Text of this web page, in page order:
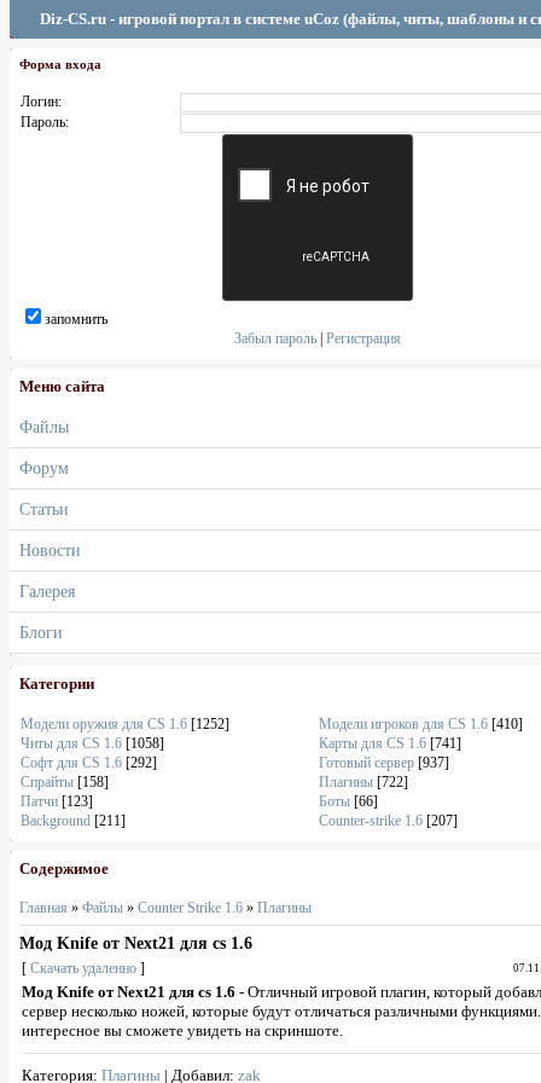
Diz-CS.ru - игровой портал в системе uCoz (файлы, читы, шаблоны и
Форма входа
Логин:
Пароль:
запомнить
Забыл пароль |Регистрация
Меню сайта
Файлы
Форум
Статьи
Новости
Галерея
Блоги
Категории
Модели оружия для CS 1.6 [1252] Модели игроков для CS 1.6 [410]
Читы для CS 1.6 [1058] Карты для CS 1.6 [741]
Софт для CS 1.6 [292] Готовый сервер [937]
Спрайты [158] Плагины [722]
Патчи [123] Боты [66]
Background [211] Counter-strike 1.6 [207]
Содержимое
Главная » Файлы » Counter Strike 1.6 » Плагины
Мод Knife от Next21 для cs 1.6
[ Скачать удаленно ]
Мод Knife от Next21 для cs 1.6 - Отличный игровой плагин, который
сервер несколько ножей, которые будут отличаться различными
интересное вы сможете увидеть на скриншоте.
Категория: Плагины | Добавил: zak